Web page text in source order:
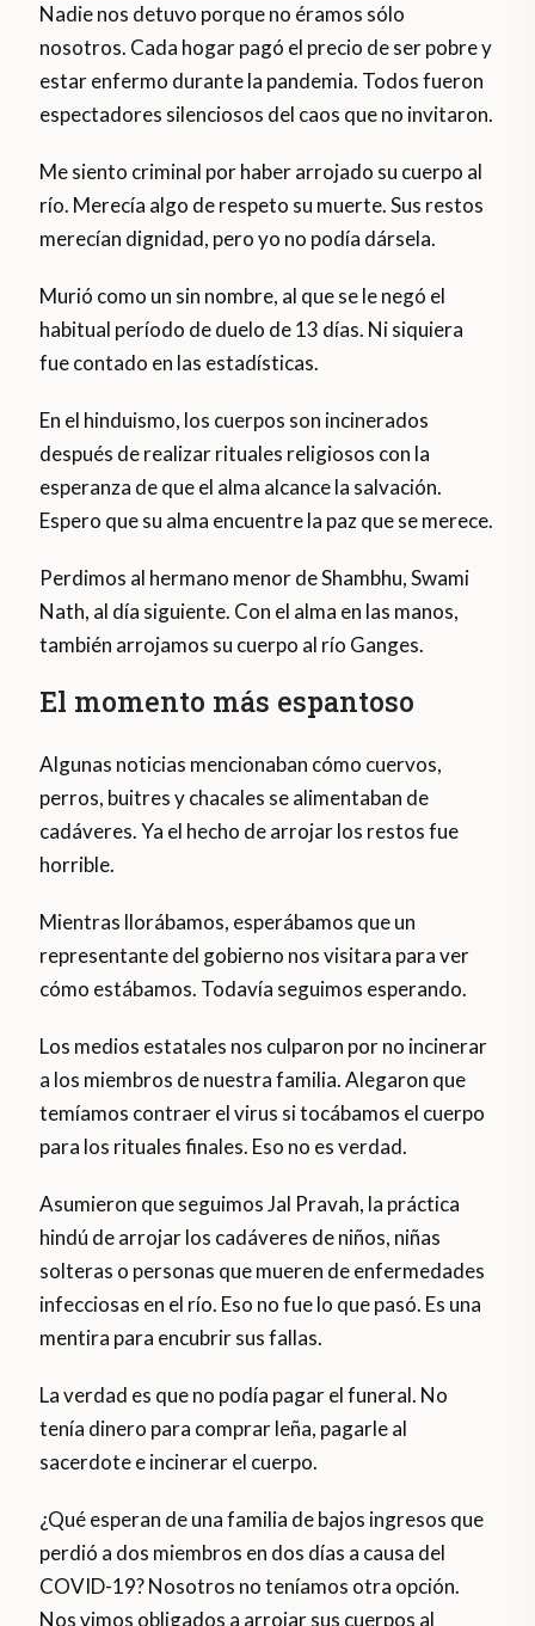
Nadie nos detuvo porque no éramos sólo
nosotros. Cada hogar pagó el precio de ser pobre y
estar enfermo durante la pandemia. Todos fueron
espectadores silenciosos del caos que no invitaron.
Me siento criminal por haber arrojado su cuerpo al
río. Merecía algo de respeto su muerte. Sus restos
merecían dignidad, pero yo no podía dársela.
Murió como un sin nombre, al que se le negó el
habitual período de duelo de 13 días. Ni siquiera
fue contado en las estadísticas.
En el hinduismo, los cuerpos son incinerados
después de realizar rituales religiosos con la
esperanza de que el alma alcance la salvación.
Espero que su alma encuentre la paz que se merece.
Perdimos al hermano menor de Shambhu, Swami
Nath, al día siguiente. Con el alma en las manos,
también arrojamos su cuerpo al río Ganges.
El momento más espantoso
Algunas noticias mencionaban cómo cuervos,
perros, buitres y chacales se alimentaban de
cadáveres. Ya el hecho de arrojar los restos fue
horrible.
Mientras llorábamos, esperábamos que un
representante del gobierno nos visitara para ver
cómo estábamos. Todavía seguimos esperando.
Los medios estatales nos culparon por no incinerar
a los miembros de nuestra familia. Alegaron que
temíamos contraer el virus si tocábamos el cuerpo
para los rituales finales. Eso no es verdad.
Asumieron que seguimos Jal Pravah, la práctica
hindú de arrojar los cadáveres de niños, niñas
solteras o personas que mueren de enfermedades
infecciosas en el río. Eso no fue lo que pasó. Es una
mentira para encubrir sus fallas.
La verdad es que no podía pagar el funeral. No
tenía dinero para comprar leña, pagarle al
sacerdote e incinerar el cuerpo.
¿Qué esperan de una familia de bajos ingresos que
perdió a dos miembros en dos días a causa del
COVID-19? Nosotros no teníamos otra opción.
Nos vimos obligados a arrojar sus cuerpos al